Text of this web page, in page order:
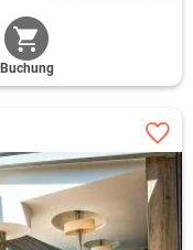
Buchung